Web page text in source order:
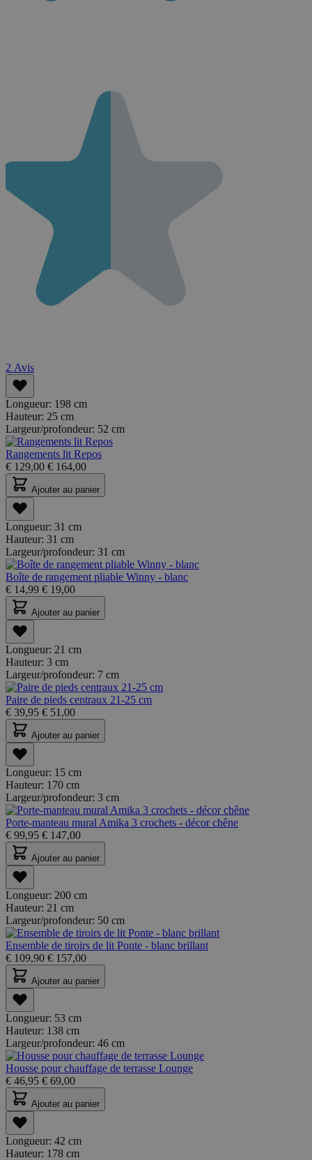
2 Avis
Longueur: 198 cm
Hauteur: 25 cm
Largeur/profondeur: 52 cm
Rangements lit Repos
€ 129,00 € 164,00
Ajouter au panier
Longueur: 31 cm
Hauteur: 31 cm
Largeur/profondeur: 31 cm
Boîte de rangement pliable Winny - blanc
€ 14,99 € 19,00
Ajouter au panier
Longueur: 21 cm
Hauteur: 3 cm
Largeur/profondeur: 7 cm
Paire de pieds centraux 21-25 cm
€ 39,95 € 51,00
Ajouter au panier
Longueur: 15 cm
Hauteur: 170 cm
Largeur/profondeur: 3 cm
Porte-manteau mural Amika 3 crochets - décor chêne
€ 99,95 € 147,00
Ajouter au panier
Longueur: 200 cm
Hauteur: 21 cm
Largeur/profondeur: 50 cm
Ensemble de tiroirs de lit Ponte - blanc brillant
€ 109,90 € 157,00
Ajouter au panier
Longueur: 53 cm
Hauteur: 138 cm
Largeur/profondeur: 46 cm
Housse pour chauffage de terrasse Lounge
€ 46,95 € 69,00
Ajouter au panier
Longueur: 42 cm
Hauteur: 178 cm